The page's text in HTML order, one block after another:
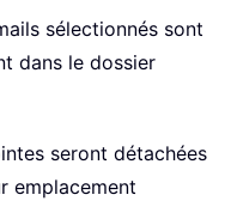
sélectionnés sont
dans le dossier
seront détachées
emplacement